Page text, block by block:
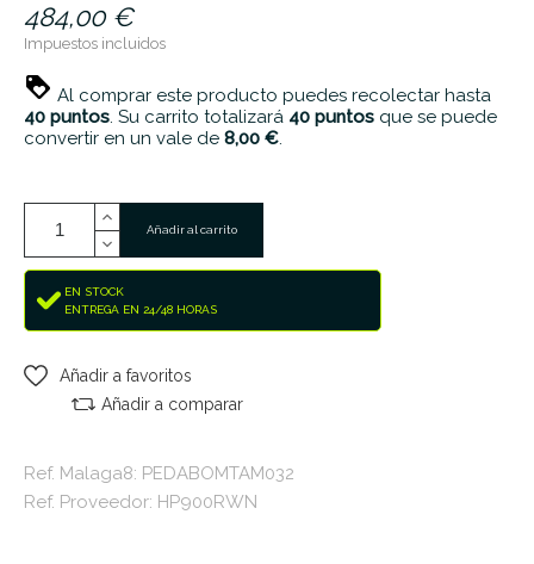
484,00 €
Impuestos incluidos
Al comprar este producto puedes recolectar hasta
40 puntos. Su carrito totalizará 40 puntos que se puede
convertir en un vale de 8,00 €.
Añadir al carrito
EN STOCK
ENTREGA EN 24/48 HORAS
Añadir a favoritos
Añadir a comparar
Ref. Malaga8: PEDABOMTAM032
Ref. Proveedor: HP900RWN